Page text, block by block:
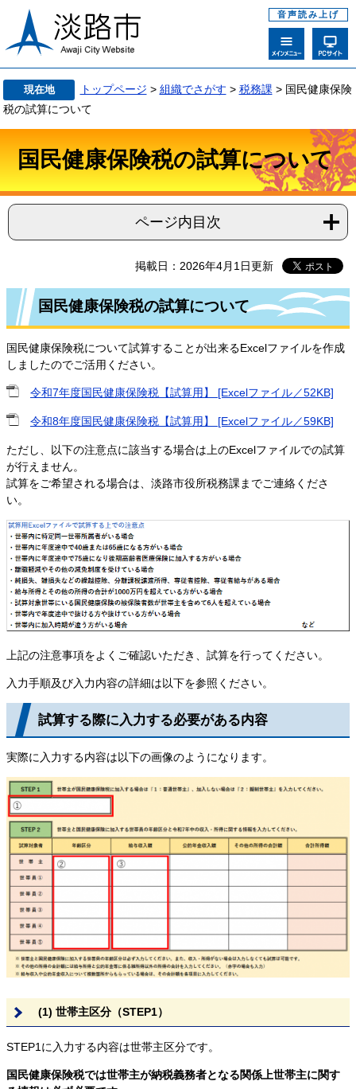
音声読み上げ
現在地 トップページ > 組織でさがす > 税務課 > 国民健康保険
税の試算について
国民健康保険税の試算について
ページ内目次
掲載日：2026年4月1日更新
国民健康保険税の試算について
国民健康保険税について試算することが出来るExcelファイルを作成
しましたのでご活用ください。
令和7年度国民健康保険税【試算用】 [Excelファイル／52KB]
令和8年度国民健康保険税【試算用】 [Excelファイル／59KB]
ただし、以下の注意点に該当する場合は上のExcelファイルでの試算
が行えません。
試算をご希望される場合は、淡路市役所税務課までご連絡くださ
い。
上記の注意事項をよくご確認いただき、試算を行ってください。
入力手順及び入力内容の詳細は以下を参照ください。
試算する際に入力する必要がある内容
実際に入力する内容は以下の画像のようになります。
(1) 世帯主区分（STEP1）
STEP1に入力する内容は世帯主区分です。
国民健康保険税では世帯主が納税義務者となる関係上世帯主に関す